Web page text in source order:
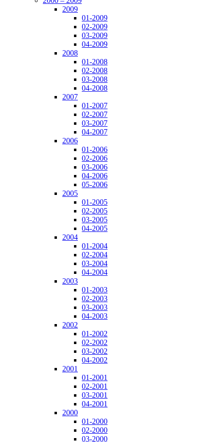
2009
01-2009
02-2009
03-2009
04-2009
2008
01-2008
02-2008
03-2008
04-2008
2007
01-2007
02-2007
03-2007
04-2007
2006
01-2006
02-2006
03-2006
04-2006
05-2006
2005
01-2005
02-2005
03-2005
04-2005
2004
01-2004
02-2004
03-2004
04-2004
2003
01-2003
02-2003
03-2003
04-2003
2002
01-2002
02-2002
03-2002
04-2002
2001
01-2001
02-2001
03-2001
04-2001
2000
01-2000
02-2000
03-2000